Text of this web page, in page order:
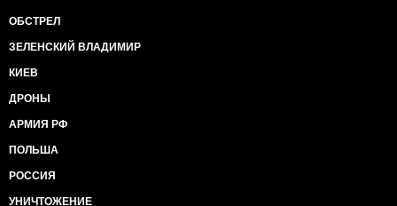
ОБСТРЕЛ
ЗЕЛЕНСКИЙ ВЛАДИМИР
КИЕВ
ДРОНЫ
АРМИЯ РФ
ПОЛЬША
РОССИЯ
УНИЧТОЖЕНИЕ